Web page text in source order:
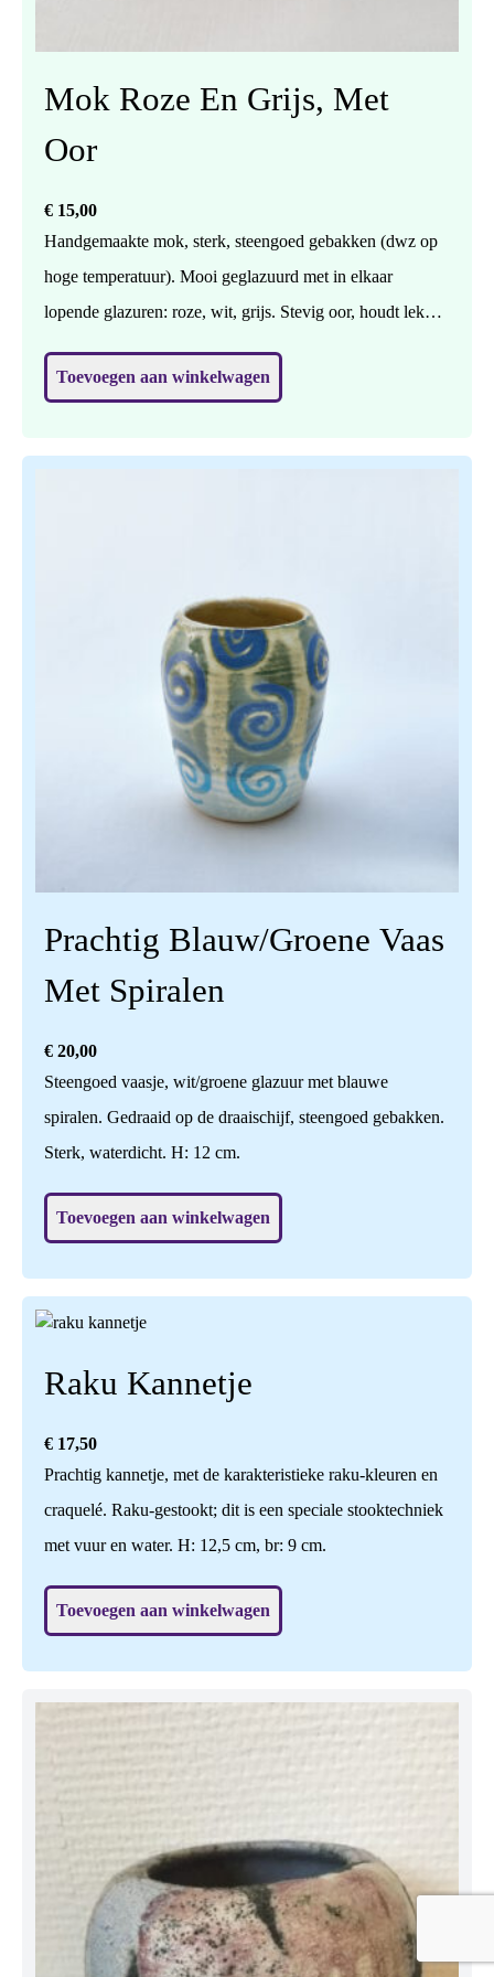
Mok Roze En Grijs, Met
Oor
€ 15,00
Handgemaakte mok, sterk, steengoed gebakken (dwz op
hoge temperatuur). Mooi geglazuurd met in elkaar
lopende glazuren: roze, wit, grijs. Stevig oor, houdt lekker
doorsnede (in het midden) 9 cm.
Toevoegen aan winkelwagen
Prachtig Blauw/groene Vaas
Met Spiralen
€ 20,00
Steengoed vaasje, wit/groene glazuur met blauwe
spiralen. Gedraaid op de draaischijf, steengoed gebakken.
Sterk, waterdicht. H: 12 cm.
Toevoegen aan winkelwagen
Raku Kannetje
€ 17,50
Prachtig kannetje, met de karakteristieke raku-kleuren en
craquelé. Raku-gestookt; dit is een speciale stooktechniek
met vuur en water. H: 12,5 cm, br: 9 cm.
Toevoegen aan winkelwagen